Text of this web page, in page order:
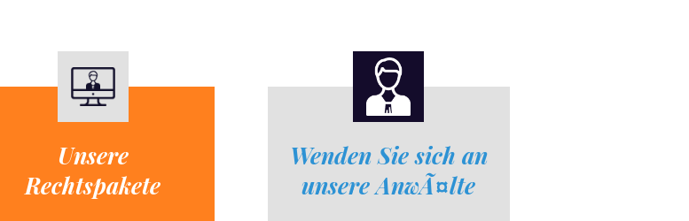
Unsere
Rechtspakete
Wenden Sie sich an
unsere AnwÃ¤lte